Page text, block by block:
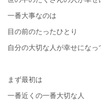
一番大事なのは
目の前のたったひとり
自分の大切な人が幸せになっ
まず最初は
一番近くの一番大切な人